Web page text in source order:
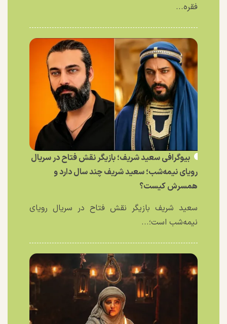
فقره...
بیوگرافی سعید شریف؛ بازیگر نقش فتاح در سریال
رویای نیمه‌شب؛ سعید شریف چند سال دارد و
همسرش کیست؟
سعید شریف بازیگر نقش فتاح در سریال رویای
نیمه‌شب است؛...